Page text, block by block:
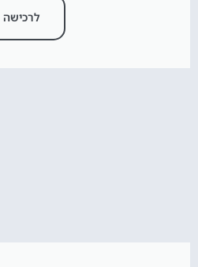
לרכישה